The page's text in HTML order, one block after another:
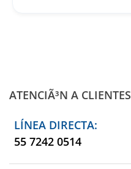
ATENCIÃ³N A CLIENTES
LÍNEA DIRECTA:
55 7242 0514